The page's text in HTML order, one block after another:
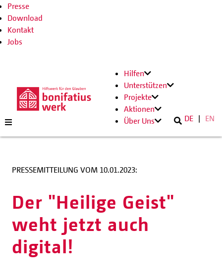
Presse
Download
Kontakt
Jobs
Hilfen
Unterstützen
Projekte
Aktionen
Über Uns
DE EN
PRESSEMITTEILUNG VOM 10.01.2023:
Der "Heilige Geist"
weht jetzt auch
digital!